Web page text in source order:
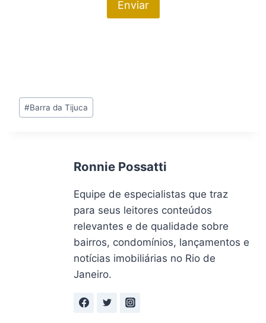
Tags
do
#Barra da Tijuca
Ronnie Possatti
Equipe de especialistas que traz
para seus leitores conteúdos
relevantes e de qualidade sobre
bairros, condomínios, lançamentos e
notícias imobiliárias no Rio de
Janeiro.